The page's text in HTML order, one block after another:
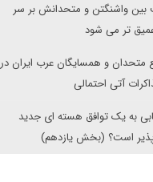
بین واشنگتن و متحدانش بر سر
تر می شود
متحدان و همسایگان عرب ایران در
آتی احتمالی
به یک توافق هسته ای جدید
است؟ (بخش یازدهم)